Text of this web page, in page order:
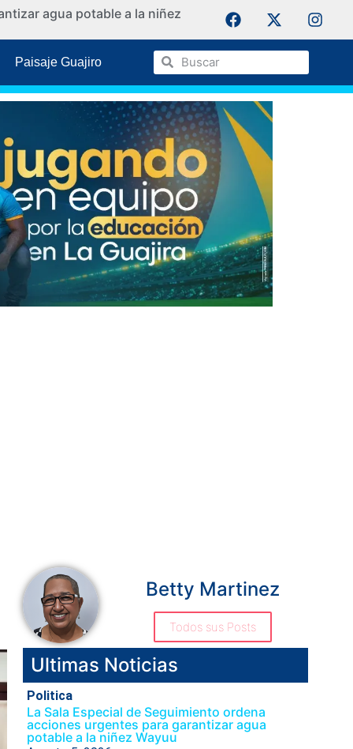
agua potable a la niñez
La
Paisaje Guajiro
Betty Martinez
Todos sus Posts
Ultimas Noticias
Politica
La Sala Especial de Seguimiento ordena
acciones urgentes para garantizar agua
potable a la niñez Wayuu